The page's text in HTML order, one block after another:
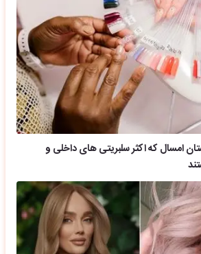
امسال که اکثر سلبریتی های داخلی و